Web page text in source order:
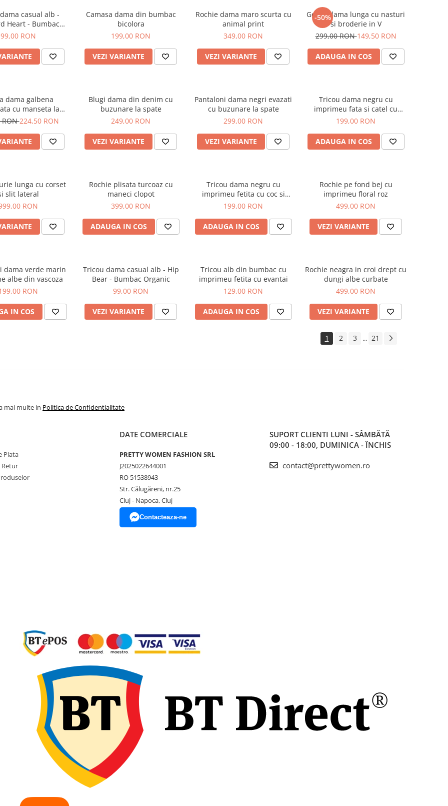
casual alb -
Heart - Bumbac
Organic
99,00 RON
Camasa dama din bumbac
bicolora
199,00 RON
VEZI VARIANTE
Rochie dama maro scurta cu
animal print
349,00 RON
VEZI VARIANTE
-50%
Geaca dama lunga cu nasturi
si broderie in V
299,00 RON149,50 RON
ADAUGA IN COS
dama galbena
cu manseta la
si elastic in talie
RON224,50 RON
Blugi dama din denim cu
buzunare la spate
249,00 RON
VEZI VARIANTE
Pantaloni dama negri evazati
cu buzunare la spate
299,00 RON
VEZI VARIANTE
Tricou dama negru cu
imprimeu fata si catel cu
ochelari
199,00 RON
ADAUGA IN COS
lunga cu corset
slit lateral
RON
Rochie plisata turcoaz cu
maneci clopot
399,00 RON
ADAUGA IN COS
Tricou dama negru cu
imprimeu fetita cu coc si
ochelari albastrii
199,00 RON
ADAUGA IN COS
Rochie pe fond bej cu
imprimeu floral roz
499,00 RON
VEZI VARIANTE
dama verde marin
albe din vascoza
RON
IN COS
Tricou dama casual alb - Hip
Bear - Bumbac Organic
99,00 RON
VEZI VARIANTE
Tricou alb din bumbac cu
imprimeu fetita cu evantai
129,00 RON
ADAUGA IN COS
Rochie neagra in croi drept cu
dungi albe curbate
499,00 RON
VEZI VARIANTE
1 2 3 ... 21
mai multe in Politica de Confidentialitate
Plata
Retur
DATE COMERCIALE
PRETTY WOMEN FASHION SRL
J2025022644001
RO 51538943
Str. Călugăreni, nr.25
Cluj - Napoca, Cluj
Contacteaza-ne
SUPORT CLIENTI LUNI - SÂMBĂTĂ
09:00 - 18:00, DUMINICA - ÎNCHIS
contact@prettywomen.ro